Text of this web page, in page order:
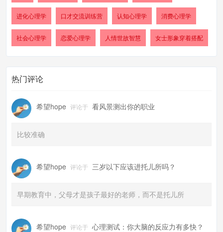
进化心理学 口才交流训练营 认知心理学 消费心理学
社会心理学 恋爱心理学 人情世故智慧 女士形象穿着搭配
热门评论
希望hope 评论于 看风景测出你的职业
比较准确
希望hope 评论于 三岁以下应该进托儿所吗？
早期教育中，父母才是孩子最好的老师，而不是托儿所
希望hope 评论于 心理测试：你大脑的反应力有多快？